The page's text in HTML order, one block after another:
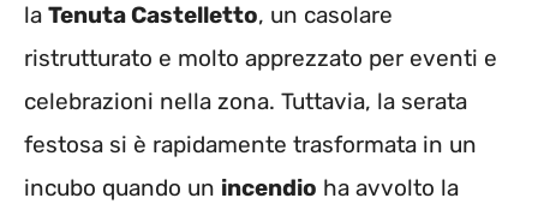
la Tenuta Castelletto, un casolare
ristrutturato e molto apprezzato per eventi e
celebrazioni nella zona. Tuttavia, la serata
festosa si è rapidamente trasformata in un
incubo quando un incendio ha avvolto la